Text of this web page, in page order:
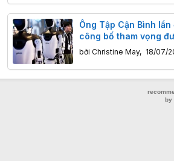
Ông Tập Cận Bình lần
công bố tham vọng
Quốc trở thành nước
hình "luật chơi AI"
bởi Christine May, 18/07/